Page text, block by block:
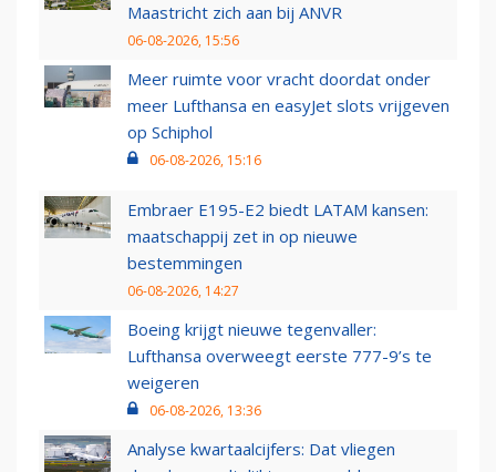
Maastricht zich aan bij ANVR
06-08-2026, 15:56
Meer ruimte voor vracht doordat onder
meer Lufthansa en easyJet slots vrijgeven
op Schiphol
06-08-2026, 15:16
Embraer E195-E2 biedt LATAM kansen:
maatschappij zet in op nieuwe
bestemmingen
06-08-2026, 14:27
Boeing krijgt nieuwe tegenvaller:
Lufthansa overweegt eerste 777-9’s te
weigeren
06-08-2026, 13:36
Analyse kwartaalcijfers: Dat vliegen